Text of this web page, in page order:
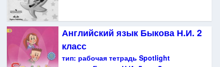
Английский язык Быкова Н.И. 2
класс
тип: рабочая тетрадь Spotlight